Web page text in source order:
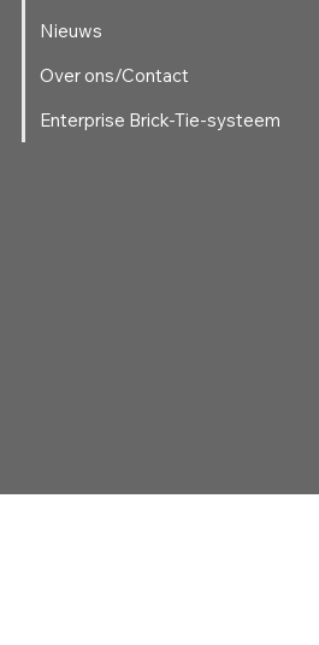
Nieuws
Over ons/Contact
Enterprise Brick-Tie-systeem